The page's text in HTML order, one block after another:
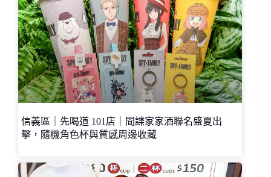
信義區｜先喝道 101店｜間諜家家酒聯名盛夏出
擊，隨機角色杯與質感周邊收藏